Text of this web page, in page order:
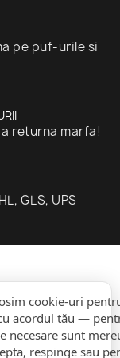
cookie-uri
acordul tău —
necesare sunt
respinge sau
pe puf-urile si
returna marfa!
GLS, UPS
expand_more